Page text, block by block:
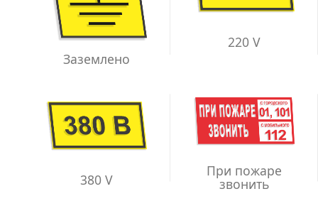
Заземлено
220 V
380 V
При пожаре
звонить